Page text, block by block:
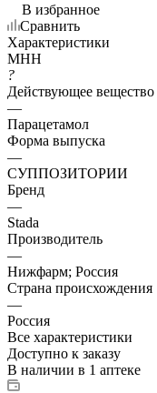
В избранное
Сравнить
Характеристики
МНН
?
Действующее вещество
—
Парацетамол
Форма выпуска
—
СУППОЗИТОРИИ
Бренд
—
Stada
Производитель
—
Нижфарм; Россия
Страна происхождения
—
Россия
Все характеристики
Доступно к заказу
В наличии в 1 аптеке